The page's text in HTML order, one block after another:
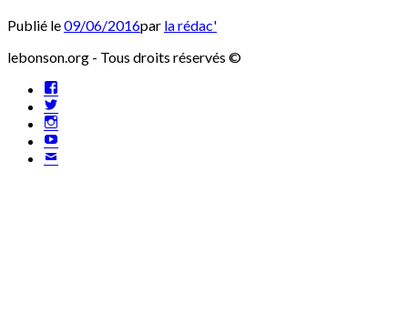
Publié le09/06/2016par la rédac'
lebonson.org - Tous droits réservés ©